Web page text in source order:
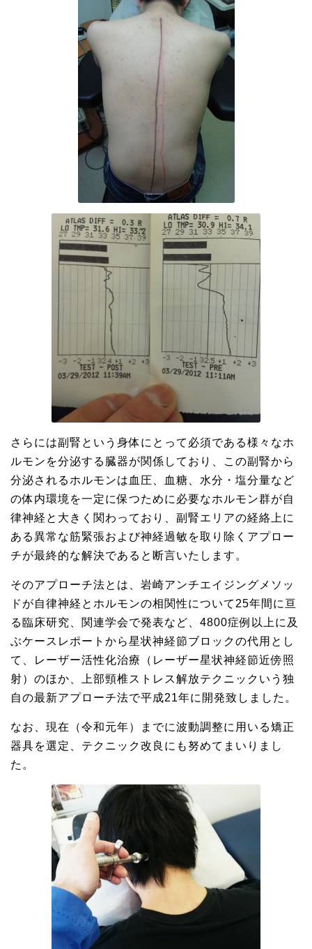
さらには副腎という身体にとって必須である様々なホ
ルモンを分泌する臓器が関係しており、この副腎から
分泌されるホルモンは血圧、血糖、水分・塩分量など
の体内環境を一定に保つために必要なホルモン群が自
律神経と大きく関わっており、副腎エリアの経絡上に
ある異常な筋緊張および神経過敏を取り除くアプロー
チが最終的な解決であると断言いたします。
そのアプローチ法とは、岩崎アンチエイジングメソッ
ドが自律神経とホルモンの相関性について25年間に亘
る臨床研究、関連学会で発表など、4800症例以上に及
ぶケースレポートから星状神経節ブロックの代用とし
て、レーザー活性化治療（レーザー星状神経節近傍照
射）のほか、上部頸椎ストレス解放テクニックいう独
自の最新アプローチ法で平成21年に開発致しました。
なお、現在（令和元年）までに波動調整に用いる矯正
器具を選定、テクニック改良にも努めてまいりまし
た。